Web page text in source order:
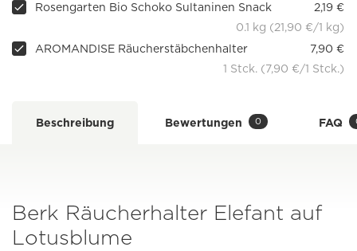
Rosengarten Bio Schoko Sultaninen Snack
2,19 €
0.1 kg (21,90 €/1 kg)
AROMANDISE Räucherstäbchenhalter
7,90 €
1 Stck. (7,90 €/1 Stck.)
Beschreibung Bewertungen 0 FAQ
Berk Räucherhalter Elefant auf
Lotusblume